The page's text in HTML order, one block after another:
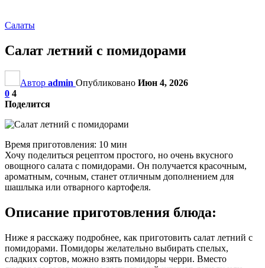
Салаты
Салат летний с помидорами
Автор admin Опубликовано Июн 4, 2026
0 4
Поделится
Время приготовления: 10 мин
Хочу поделиться рецептом простого, но очень вкусного
овощного салата с помидорами. Он получается красочным,
ароматным, сочным, станет отличным дополнением для
шашлыка или отварного картофеля.
Описание приготовления блюда:
Ниже я расскажу подробнее, как приготовить салат летний с
помидорами. Помидоры желательно выбирать спелых,
сладких сортов, можно взять помидоры черри. Вместо